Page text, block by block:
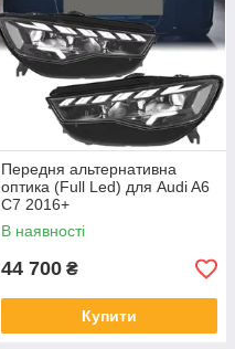
Передня альтернативна
оптика (Full Led) для Audi A6
C7 2016+
В наявності
44 700 ₴
Купити